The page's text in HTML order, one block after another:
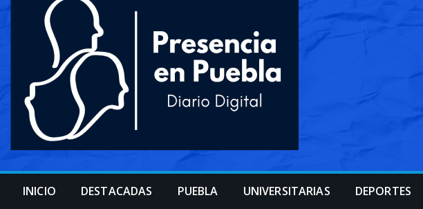
INICIO DESTACADAS PUEBLA UNIVERSITARIAS DEPORTES